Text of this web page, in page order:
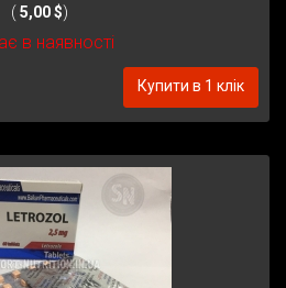
( 5,00 $)
в наявності
Купити в 1 клік